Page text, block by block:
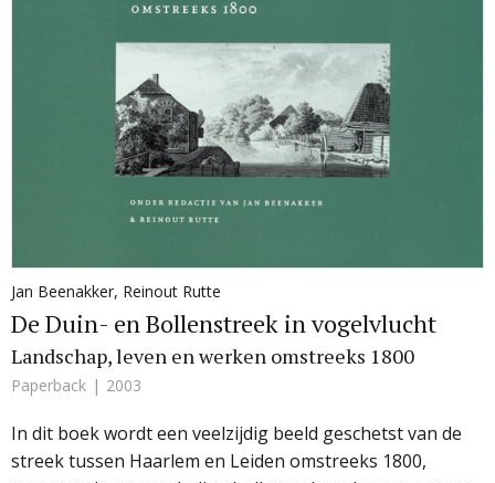
Jan Beenakker, Reinout Rutte
De Duin- en Bollenstreek in vogelvlucht
Landschap, leven en werken omstreeks 1800
Paperback 2003
In dit boek wordt een veelzijdig beeld geschetst van de
streek tussen Haarlem en Leiden omstreeks 1800,